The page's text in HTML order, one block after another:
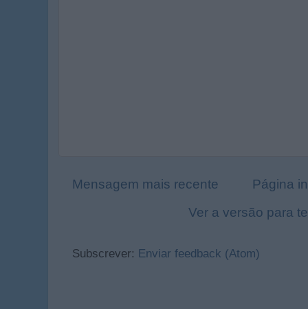
Mensagem mais recente
Página
Ver a versão para
Subscrever: Enviar feedback (Atom)